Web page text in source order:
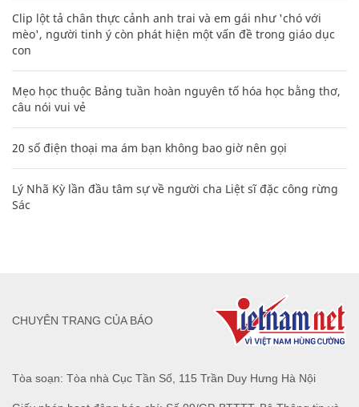
Clip lột tả chân thực cảnh anh trai và em gái như 'chó với
mèo', người tinh ý còn phát hiện một vấn đề trong giáo dục
con
Mẹo học thuộc Bảng tuần hoàn nguyên tố hóa học bằng thơ,
câu nói vui vẻ
20 số điện thoại ma ám bạn không bao giờ nên gọi
Lý Nhã Kỳ lần đầu tâm sự về người cha Liệt sĩ đặc công rừng
Sác
Tòa soạn: Tòa nhà Cục Tần Số, 115 Trần Duy Hưng Hà Nội
CHUYÊN TRANG CỦA BÁO